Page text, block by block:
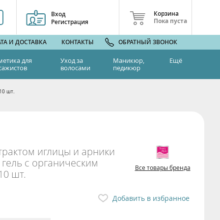
Вход
Регистрация
Корзина
Пока пуста
И ДОСТАВКА КОНТАКТЫ ОБРАТНЫЙ ЗВОНОК
для
Уход за
волосами
Маникюр,
педикюр
Ещё
шт.
иглицы и арники
с органическим
шт.
Все товары бренда
Добавить в избранное